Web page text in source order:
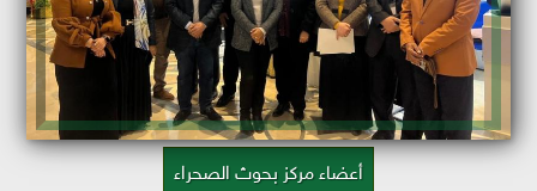
أعضاء مركز بحوث الصحراء